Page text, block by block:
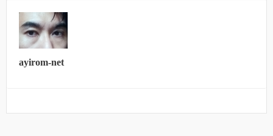
ayirom-net